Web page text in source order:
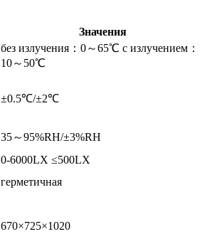
Значения
без излучения：0～65℃ с излучением：
10～50℃
±0.5℃/±2℃
35～95%RH/±3%RH
0-6000LX ≤500LX
герметичная
670×725×1020